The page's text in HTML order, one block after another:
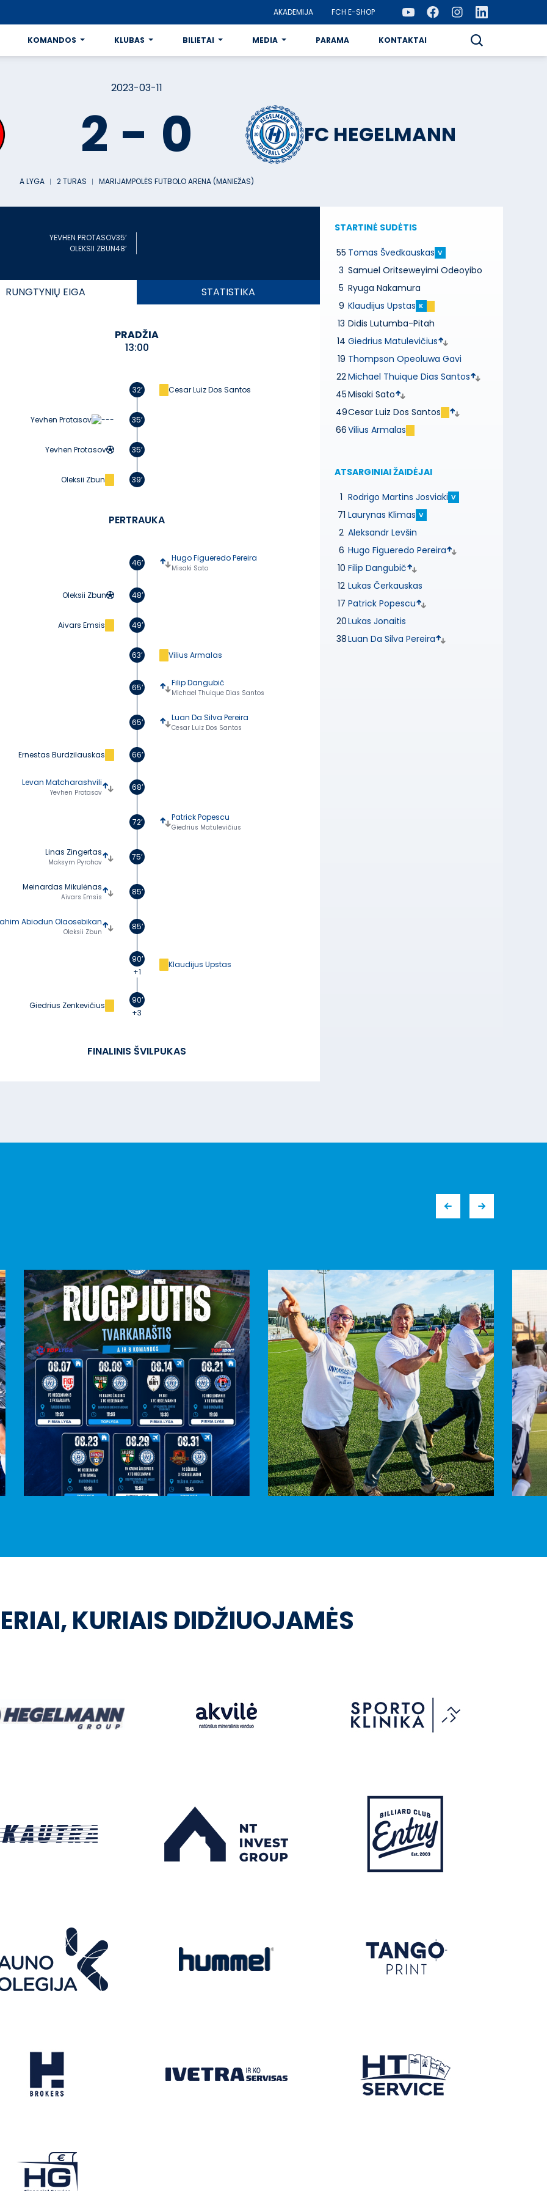
KOMANDOS KLUBAS BILIETAI MEDIA PARAMA KONTAKTAI
AKADEMIJA FCH E-SHOP
2023-03-11
2 - 0 FC HEGELMANN
A LYGA ︱ 2 TURAS ︱ MARIJAMPOLĖS FUTBOLO ARENA (MANIEŽAS)
YEVHEN PROTASOV35’
OLEKSII ZBUN48’
RUNGTYNIŲ EIGA STATISTIKA
PRADŽIA
13:00
32’ Cesar Luiz Dos Santos
Yevhen Protasov 35’
Yevhen Protasov 35’
Oleksii Zbun 39’
PERTRAUKA
46’ Hugo Figueredo Pereira
Misaki Sato
Oleksii Zbun 48’
Aivars Emsis 49’
63’ Vilius Armalas
65’ Filip Dangubič
Michael Thuique Dias Santos
65’ Luan Da Silva Pereira
Cesar Luiz Dos Santos
Ernestas Burdzilauskas 66’
Levan Matcharashvili
Yevhen Protasov
68’
72’ Patrick Popescu
Giedrius Matulevičius
Linas Zingertas
Maksym Pyrohov
75’
Meinardas Mikulėnas
Aivars Emsis
85’
Abiodun Olaosebikan
Oleksii Zbun
85’
90’
+1
Klaudijus Upstas
Giedrius Zenkevičius
90’
+3
FINALINIS ŠVILPUKAS
STARTINĖ SUDĖTIS
55 Tomas Švedkauskas V
3 Samuel Oritseweyimi Odeoyibo
5 Ryuga Nakamura
9 Klaudijus Upstas K
13 Didis Lutumba-Pitah
14 Giedrius Matulevičius
19 Thompson Opeoluwa Gavi
22Michael Thuique Dias Santos
45Misaki Sato
49Cesar Luiz Dos Santos
66Vilius Armalas
ATSARGINIAI ŽAIDĖJAI
1 Rodrigo Martins Josviaki V
71 Laurynas Klimas V
2 Aleksandr Levšin
6 Hugo Figueredo Pereira
10 Filip Dangubič
12 Lukas Čerkauskas
17 Patrick Popescu
20Lukas Jonaitis
38Luan Da Silva Pereira
KURIAIS DIDŽIUOJAMĖS